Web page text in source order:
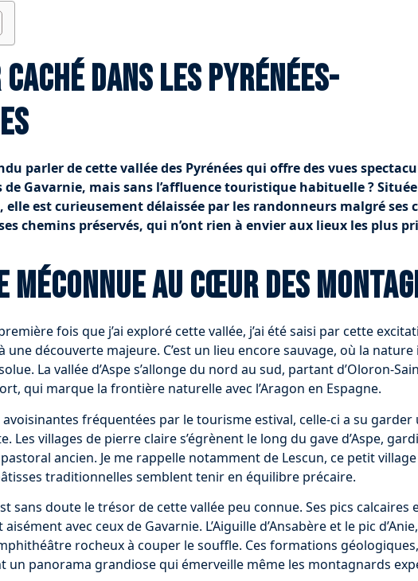
dans les Pyrénées-
parler de cette vallée des Pyrénées qui offre des vues
de Gavarnie, mais sans l’affluence touristique habituelle ?
elle est curieusement délaissée par les randonneurs malgré ses
chemins préservés, qui n’ont rien à envier aux lieux les plus
méconnue au cœur des
fois que j’ai exploré cette vallée, j’ai été saisi par cette
une découverte majeure. C’est un lieu encore sauvage, où la nature
La vallée d’Aspe s’allonge du nord au sud, partant d’Oloron-
qui marque la frontière naturelle avec l’Aragon en Espagne.
avoisinantes fréquentées par le tourisme estival, celle-ci a su garder
Les villages de pierre claire s’égrènent le long du gave d’Aspe,
ancien. Je me rappelle notamment de Lescun, ce petit
traditionnelles semblent tenir en équilibre précaire.
sans doute le trésor de cette vallée peu connue. Ses pics calcaires
avec ceux de Gavarnie. L’Aiguille d’Ansabère et le pic
rocheux à couper le souffle. Ces formations géologiques,
un panorama grandiose qui émerveille même les montagnards